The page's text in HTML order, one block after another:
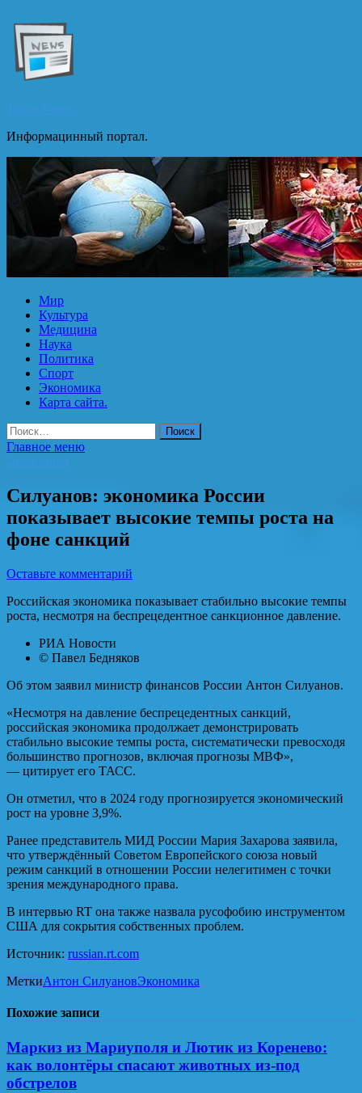
содержимому
Информацинный портал.
Мир
Культура
Медицина
Наука
Политика
Спорт
Экономика
Карта сайта.
Найти:
Главное меню
Силуанов: экономика России
показывает высокие темпы роста на
фоне санкций
Оставьте комментарий
Российская экономика показывает стабильно высокие темпы
роста, несмотря на беспрецедентное санкционное давление.
РИА Новости
© Павел Бедняков
Об этом заявил министр финансов России Антон Силуанов.
«Несмотря на давление беспрецедентных санкций,
российская экономика продолжает демонстрировать
стабильно высокие темпы роста, систематически превосходя
большинство прогнозов, включая прогнозы МВФ»,
— цитирует его ТАСС.
Он отметил, что в 2024 году прогнозируется экономический
рост на уровне 3,9%.
Ранее представитель МИД России Мария Захарова заявила,
что утверждённый Советом Европейского союза новый
режим санкций в отношении России нелегитимен с точки
зрения международного права.
В интервью RT она также назвала русофобию инструментом
США для сокрытия собственных проблем.
Источник: russian.rt.com
МеткиАнтон СилуановЭкономика
Похожие записи
Маркиз из Мариуполя и Лютик из Коренево:
как волонтёры спасают животных из-под
обстрелов